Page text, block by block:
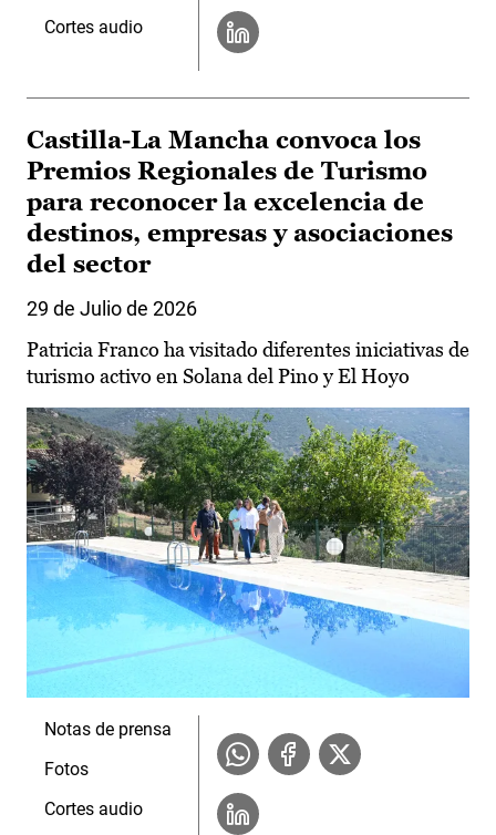
Cortes audio
Castilla-La Mancha convoca los
Premios Regionales de Turismo
para reconocer la excelencia de
destinos, empresas y asociaciones
del sector
29 de Julio de 2026
Patricia Franco ha visitado diferentes iniciativas de
turismo activo en Solana del Pino y El Hoyo
Notas de prensa
Fotos
Cortes audio